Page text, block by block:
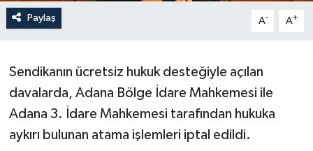
Paylaş A- A+
Sendikanın ücretsiz hukuk desteğiyle açılan
davalarda, Adana Bölge İdare Mahkemesi ile
Adana 3. İdare Mahkemesi tarafından hukuka
aykırı bulunan atama işlemleri iptal edildi.